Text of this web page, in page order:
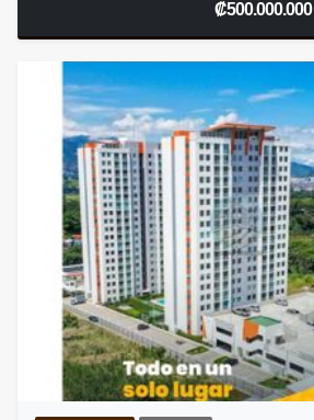
₡500.000.000